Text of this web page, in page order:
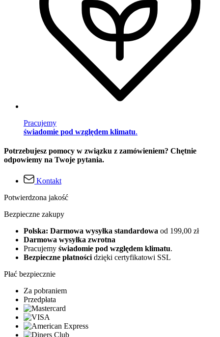
Pracujemy
świadomie pod względem klimatu.
Potrzebujesz pomocy w związku z zamówieniem? Chętnie
odpowiemy na Twoje pytania.
Kontakt
Potwierdzona jakość
Bezpieczne zakupy
Polska: Darmowa wysyłka standardowa od 199,00 zł
Darmowa wysyłka zwrotna
Pracujemy świadomie pod względem klimatu.
Bezpieczne płatności dzięki certyfikatowi SSL
Płać bezpiecznie
Za pobraniem
Przedpłata